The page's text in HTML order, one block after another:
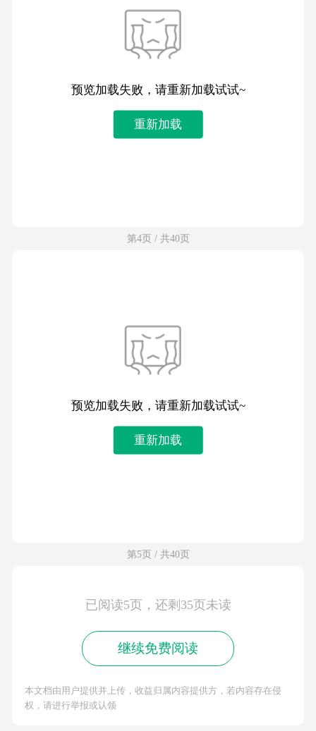
预览加载失败，请重新加载试试~
重新加载
第4页 / 共40页
预览加载失败，请重新加载试试~
重新加载
第5页 / 共40页
已阅读5页，还剩35页未读
继续免费阅读
本文档由用户提供并上传，收益归属内容提供方，若内容存在侵
权，请进行举报或认领